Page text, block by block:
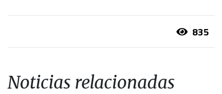
835
Noticias relacionadas